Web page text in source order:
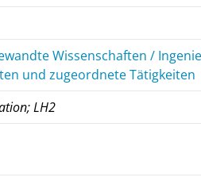
Wissenschaften /
und zugeordnete Tätigkeiten
LH2